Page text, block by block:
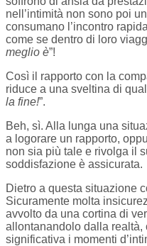
nell’intimità non sono poi
consumano l’incontro
come se dentro di loro
meglio è”!
Così il rapporto con la
riduce a una sveltina di
la fine!”.
Beh, sì. Alla lunga una
a logorare un rapporto,
non sia più tale e rivolga il
soddisfazione è assicurata.
Dietro a questa situazione
Sicuramente molta
avvolto da una cortina di
allontanandolo dalla realtà,
significativa i momenti